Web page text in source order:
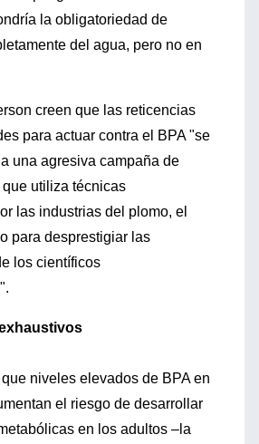
la obligatoriedad de
del agua, pero no en
creen que las reticencias
para actuar contra el BPA "se
una agresiva campaña de
utiliza técnicas
las industrias del plomo, el
para desprestigiar las
los científicos
niveles elevados de BPA en
el riesgo de desarrollar
en los adultos –la